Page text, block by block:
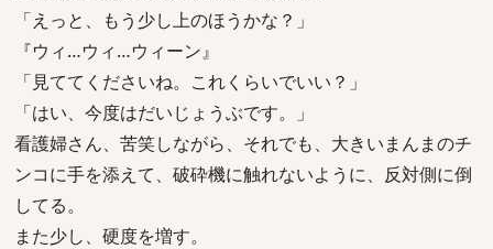
「えっと、もう少し上のほうかな？」
『ウィ…ウィ…ウィーン』
「見ててくださいね。これくらいでいい？」
「はい、今度はだいじょうぶです。」
看護婦さん、苦笑しながら、それでも、大きいまんまのチ
ンコに手を添えて、破砕機に触れないように、反対側に倒
してる。
また少し、硬度を増す。